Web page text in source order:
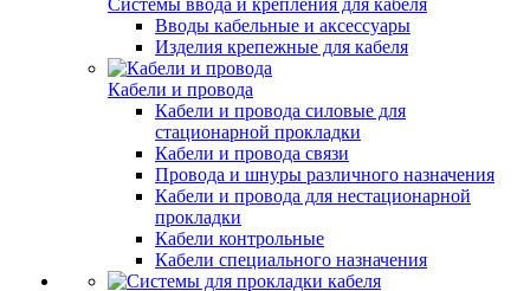
Системы ввода и крепления для кабеля
Вводы кабельные и аксессуары
Изделия крепежные для кабеля
Кабели и провода
Кабели и провода силовые для
стационарной прокладки
Кабели и провода связи
Провода и шнуры различного назначения
Кабели и провода для нестационарной
прокладки
Кабели контрольные
Кабели специального назначения